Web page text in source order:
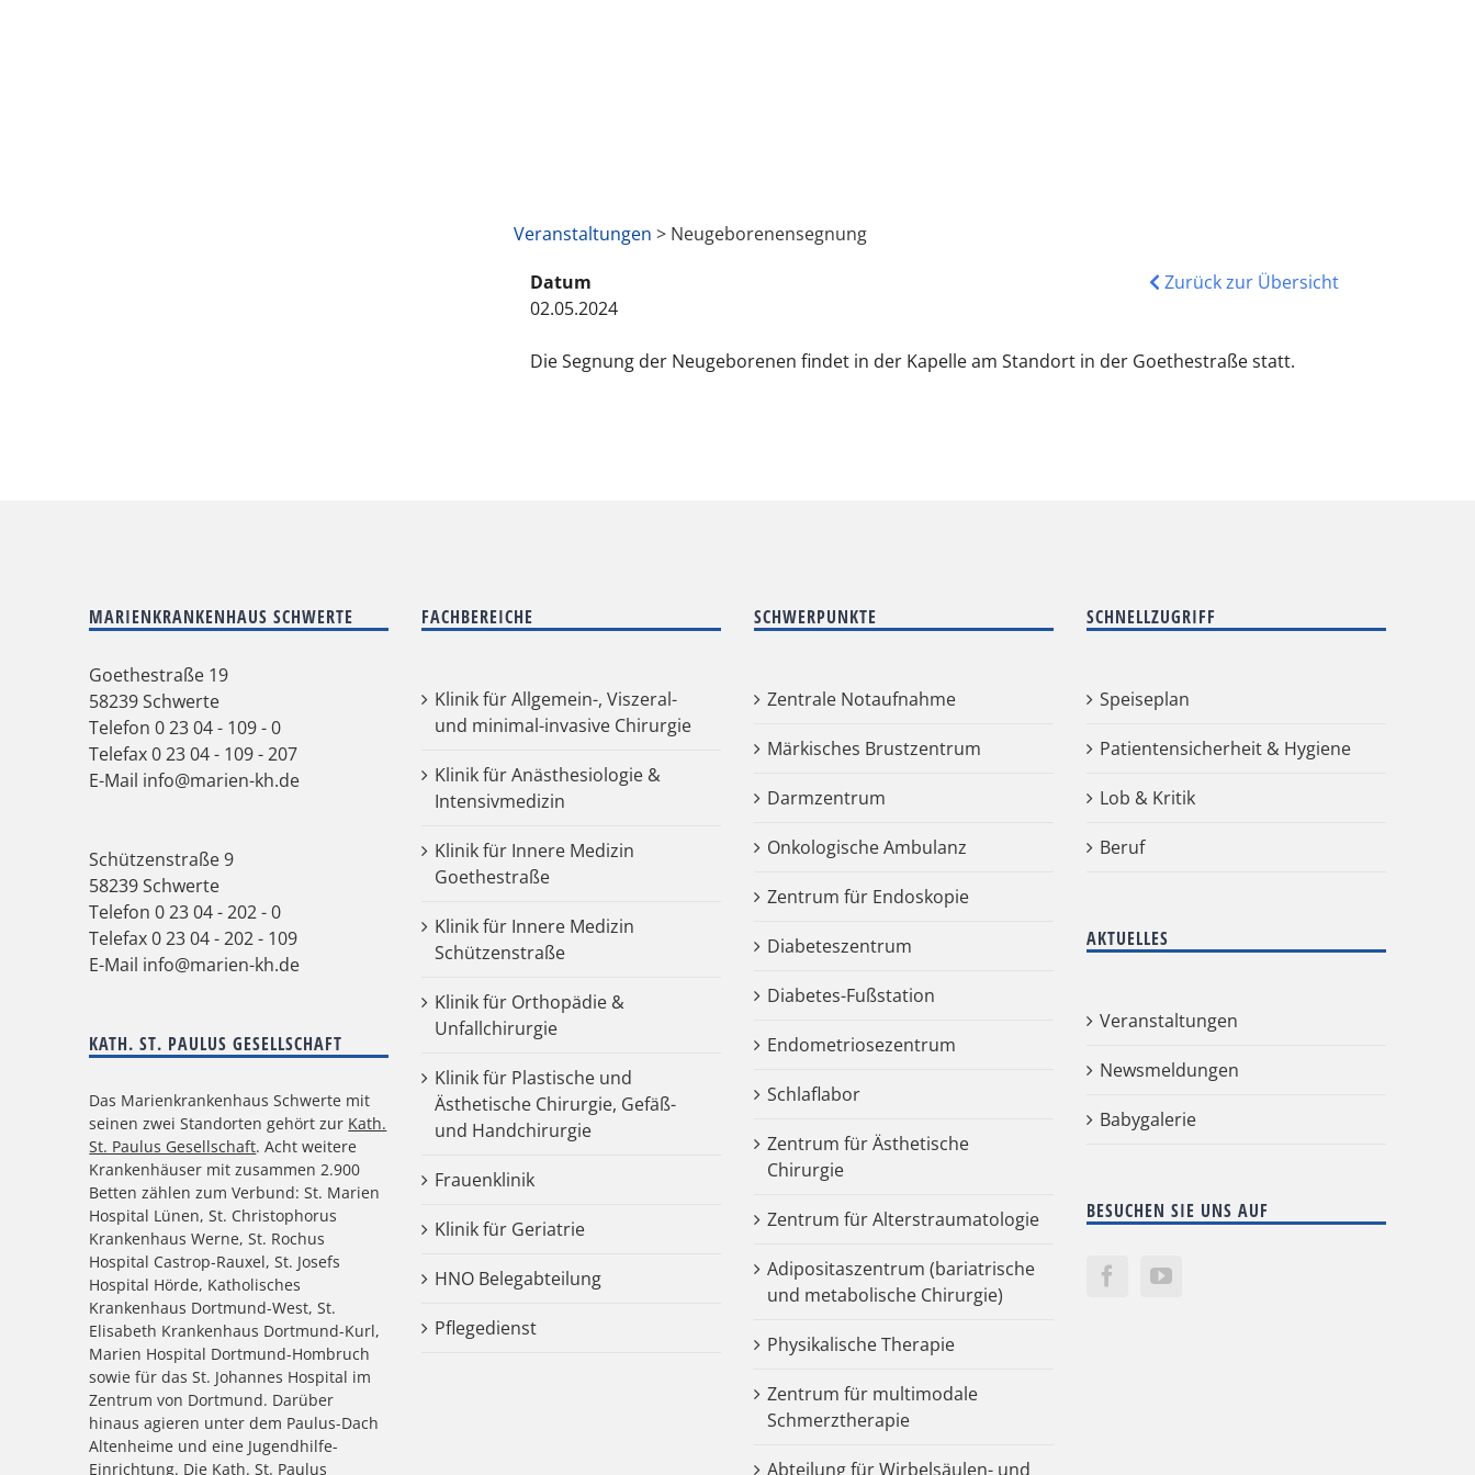
Veranstaltungen > Neugeborenensegnung
Datum
02.05.2024
Zurück zur Übersicht
Die Segnung der Neugeborenen findet in der Kapelle am Standort in der Goethestraße statt.
MARIENKRANKENHAUS SCHWERTE
Goethestraße 19
58239 Schwerte
Telefon0 23 04 - 109 - 0
Telefax 0 23 04 - 109 - 207
E-Mail info@marien-kh.de
Schützenstraße 9
58239 Schwerte
Telefon0 23 04 - 202 - 0
Telefax 0 23 04 - 202 - 109
E-Mail info@marien-kh.de
KATH. ST. PAULUS GESELLSCHAFT
Das Marienkrankenhaus Schwerte mit
seinen zwei Standorten gehört zur Kath.
St. Paulus Gesellschaft. Acht weitere
Krankenhäuser mit zusammen 2.900
Betten zählen zum Verbund: St. Marien
Hospital Lünen, St. Christophorus
Krankenhaus Werne, St. Rochus
Hospital Castrop-Rauxel, St. Josefs
Hospital Hörde, Katholisches
Krankenhaus Dortmund-West, St.
Elisabeth Krankenhaus Dortmund-Kurl,
Marien Hospital Dortmund-Hombruch
sowie für das St. Johannes Hospital im
Zentrum von Dortmund. Darüber
hinaus agieren unter dem Paulus-Dach
Altenheime und eine Jugendhilfe-
Einrichtung. Die Kath. St. Paulus
FACHBEREICHE
Klinik für Allgemein-, Viszeral-
und minimal-invasive Chirurgie
Klinik für Anästhesiologie &
Intensivmedizin
Klinik für Innere Medizin
Goethestraße
Klinik für Innere Medizin
Schützenstraße
Klinik für Orthopädie &
Unfallchirurgie
Klinik für Plastische und
Ästhetische Chirurgie, Gefäß-
und Handchirurgie
Frauenklinik
Klinik für Geriatrie
HNO Belegabteilung
Pflegedienst
SCHWERPUNKTE
Zentrale Notaufnahme
Märkisches Brustzentrum
Darmzentrum
Onkologische Ambulanz
Zentrum für Endoskopie
Diabeteszentrum
Diabetes-Fußstation
Endometriosezentrum
Schlaflabor
Zentrum für Ästhetische
Chirurgie
Zentrum für Alterstraumatologie
Adipositaszentrum (bariatrische
und metabolische Chirurgie)
Physikalische Therapie
Zentrum für multimodale
Schmerztherapie
Abteilung für Wirbelsäulen- und
SCHNELLZUGRIFF
Speiseplan
Patientensicherheit & Hygiene
Lob & Kritik
Beruf
AKTUELLES
Veranstaltungen
Newsmeldungen
Babygalerie
BESUCHEN SIE UNS AUF